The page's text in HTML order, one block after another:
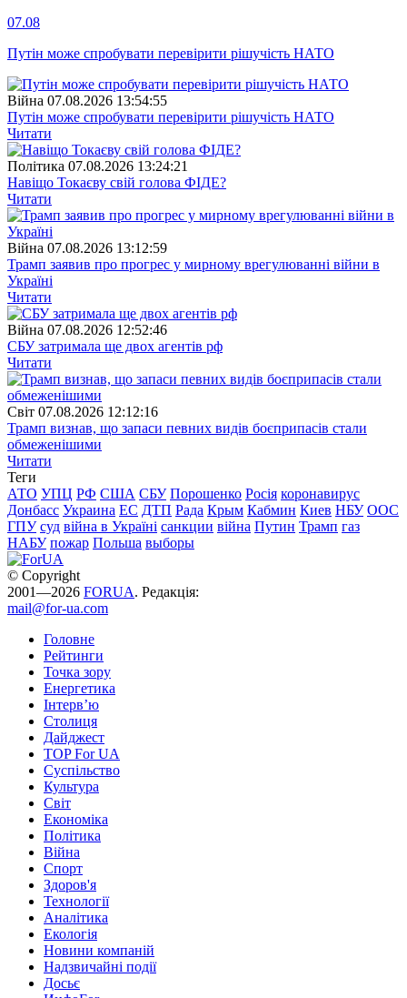
07.08
Путін може спробувати перевірити рішучість НАТО
Війна 07.08.2026 13:54:55
Путін може спробувати перевірити рішучість НАТО
Читати
Полiтика 07.08.2026 13:24:21
Навіщо Токаєву свій голова ФІДЕ?
Читати
Війна 07.08.2026 13:12:59
Трамп заявив про прогрес у мирному врегулюванні війни в
Україні
Читати
Війна 07.08.2026 12:52:46
СБУ затримала ще двох агентів рф
Читати
Свiт 07.08.2026 12:12:16
Трамп визнав, що запаси певних видів боєприпасів стали
обмеженішими
Читати
Теги
АТО УПЦ РФ США СБУ Порошенко Росія коронавирус
Донбасс Украина ЕС ДТП Рада Крым Кабмин Киев НБУ ООС
ГПУ суд війна в Україні санкции війна Путин Трамп газ
НАБУ пожар Польша выборы
© Copyright
2001—2026 FORUA. Редакція:
mail@for-ua.com
Головне
Рейтинги
Точка зору
Енергетика
Інтерв’ю
Столиця
Дайджест
TOP For UA
Суспiльство
Культура
Світ
Економіка
Політика
Війна
Спорт
Здоров'я
Технології
Аналітика
Екологія
Новини компаній
Надзвичайні події
Досьє